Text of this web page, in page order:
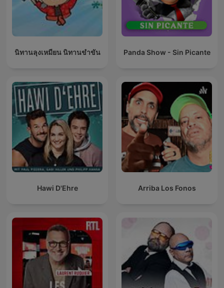
นิทานลุงเหมียน นิทานขำขัน Panda Show - Sin Picante
Hawi D'Ehre Arriba Los Fonos